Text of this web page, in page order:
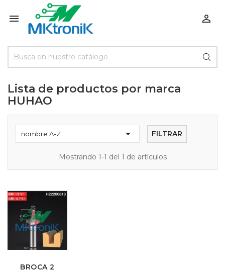
 
Lista de productos por marca
HUHAO
nombre A-Z  FILTRAR
Mostrando 1-1 del 1 de artículos
BROCA 2